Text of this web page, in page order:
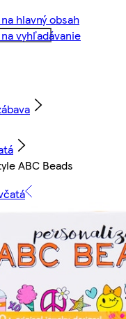
hlavný obsah
vyhľadávanie
ABC Beads